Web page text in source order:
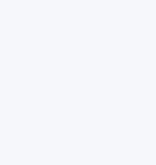
bu yüzden
da
uygundur.